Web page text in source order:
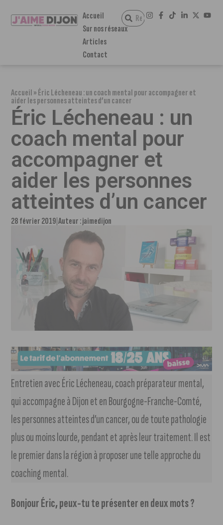
Accueil
Sur nos réseaux
Articles
Contact
Accueil»Éric Lécheneau : un coach mental pour accompagner et
aider les personnes atteintes d’un cancer
Éric Lécheneau : un
coach mental pour
accompagner et
aider les personnes
atteintes d’un cancer
28 février 2019 Auteur :jaimedijon
Entretien avec Éric Lécheneau, coach préparateur mental,
qui accompagne à Dijon et en Bourgogne-Franche-Comté,
les personnes atteintes d’un cancer, ou de toute pathologie
plus ou moins lourde, pendant et après leur traitement. Il est
le premier dans la région à proposer une telle approche du
coaching mental.
Bonjour Éric, peux-tu te présenter en deux mots ?